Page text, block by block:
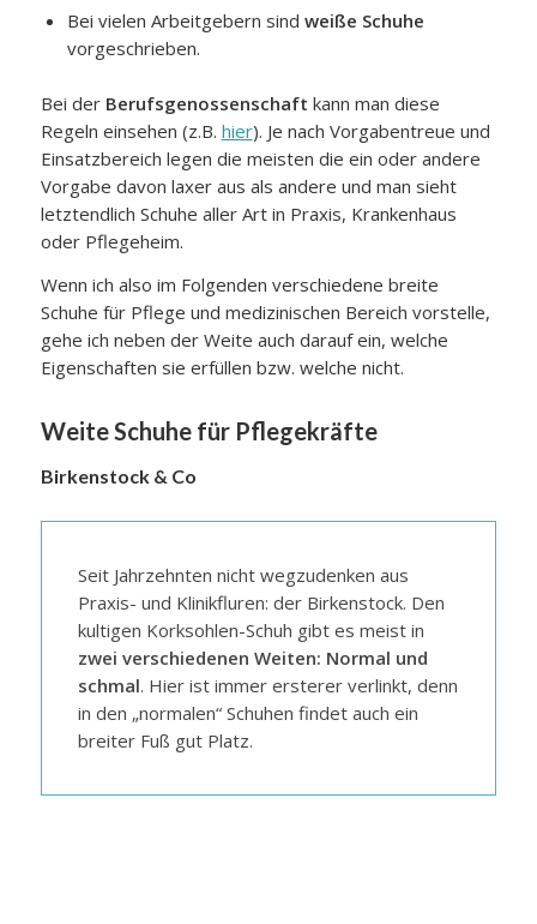
Bei vielen Arbeitgebern sind weiße Schuhe
vorgeschrieben.
Bei der Berufsgenossenschaft kann man diese
Regeln einsehen (z.B. hier). Je nach Vorgabentreue und
Einsatzbereich legen die meisten die ein oder andere
Vorgabe davon laxer aus als andere und man sieht
letztendlich Schuhe aller Art in Praxis, Krankenhaus
oder Pflegeheim.
Wenn ich also im Folgenden verschiedene breite
Schuhe für Pflege und medizinischen Bereich vorstelle,
gehe ich neben der Weite auch darauf ein, welche
Eigenschaften sie erfüllen bzw. welche nicht.
Weite Schuhe für Pflegekräfte
Birkenstock & Co
Seit Jahrzehnten nicht wegzudenken aus
Praxis- und Klinikfluren: der Birkenstock. Den
kultigen Korksohlen-Schuh gibt es meist in
zwei verschiedenen Weiten: Normal und
schmal. Hier ist immer ersterer verlinkt, denn
in den „normalen“ Schuhen findet auch ein
breiter Fuß gut Platz.